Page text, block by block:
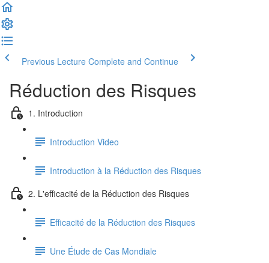
Previous Lecture Complete and Continue
Réduction des Risques
1. Introduction
Introduction Video
Introduction à la Réduction des Risques
2. L'efficacité de la Réduction des Risques
Efficacité de la Réduction des Risques
Une Étude de Cas Mondiale